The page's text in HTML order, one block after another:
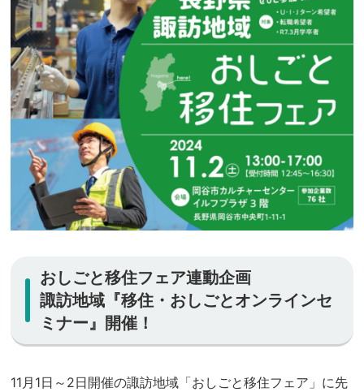
おしごと移住フェア連動企画
諏訪地域『移住・おしごとオンラインセ
ミナー』開催！
11月1日～2日開催の諏訪地域「おしごと移住フェア」に先